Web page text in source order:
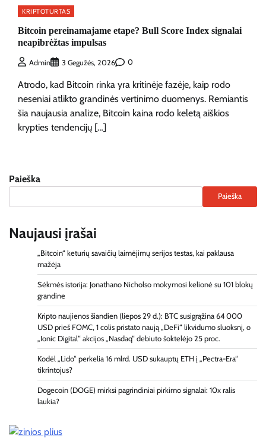
KRIPTOTURTAS
Bitcoin pereinamajame etape? Bull Score Index signalai
neapibrėžtas impulsas
Admin 3 Gegužės, 2026 0
Atrodo, kad Bitcoin rinka yra kritinėje fazėje, kaip rodo
neseniai atlikto grandinės vertinimo duomenys. Remiantis
šia naujausia analize, Bitcoin kaina rodo keletą aiškios
krypties tendencijų […]
Paieška
Paieška
Naujausi įrašai
„Bitcoin“ keturių savaičių laimėjimų serijos testas, kai paklausa
mažėja
Sėkmės istorija: Jonathano Nicholso mokymosi kelionė su 101 blokų
grandine
Kripto naujienos šiandien (liepos 29 d.): BTC susigrąžina 64 000
USD prieš FOMC, 1 colis pristato naują „DeFi“ likvidumo sluoksnį, o
„Ionic Digital“ akcijos „Nasdaq“ debiuto šoktelėjo 25 proc.
Kodėl „Lido“ perkelia 16 mlrd. USD sukauptų ETH į „Pectra-Era“
tikrintojus?
Dogecoin (DOGE) mirksi pagrindiniai pirkimo signalai: 10x ralis
laukia?